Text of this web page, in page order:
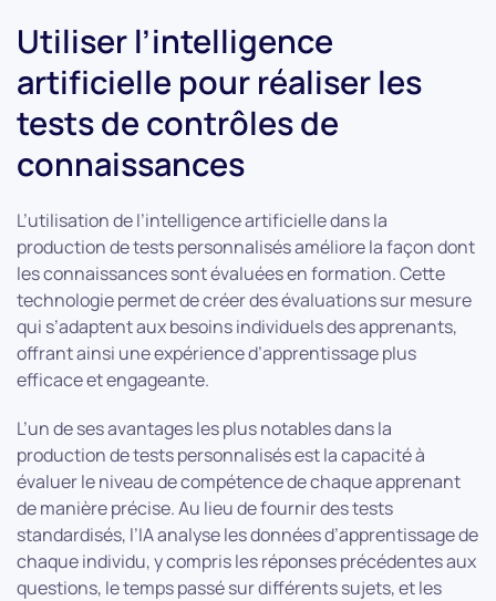
Utiliser l’intelligence
artificielle pour réaliser les
tests de contrôles de
connaissances
L’utilisation de l’intelligence artificielle dans la
production de tests personnalisés améliore la façon dont
les connaissances sont évaluées en formation. Cette
technologie permet de créer des évaluations sur mesure
qui s’adaptent aux besoins individuels des apprenants,
offrant ainsi une expérience d’apprentissage plus
efficace et engageante.
L’un de ses avantages les plus notables dans la
production de tests personnalisés est la capacité à
évaluer le niveau de compétence de chaque apprenant
de manière précise. Au lieu de fournir des tests
standardisés, l’IA analyse les données d’apprentissage de
chaque individu, y compris les réponses précédentes aux
questions, le temps passé sur différents sujets, et les